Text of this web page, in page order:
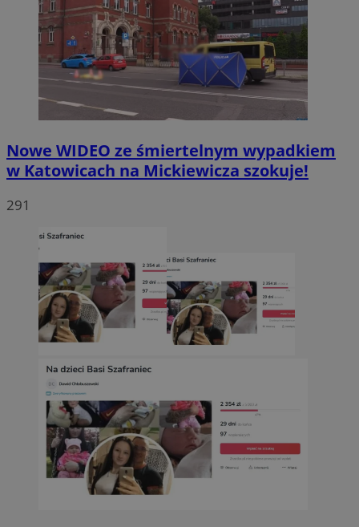
Nowe WIDEO ze śmiertelnym wypadkiem
w Katowicach na Mickiewicza szokuje!
291